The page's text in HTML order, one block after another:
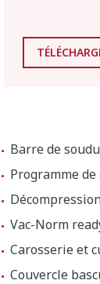
Barre de
Programme
Vac-Norm
Carosserie et
Couvercle